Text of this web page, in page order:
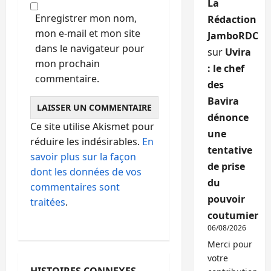
Enregistrer mon nom,
mon e-mail et mon site
dans le navigateur pour
mon prochain
commentaire.
Ce site utilise Akismet pour
réduire les indésirables. En
savoir plus sur la façon
dont les données de vos
commentaires sont
traitées.
La
Rédaction
JamboRDC
sur Uvira
: le chef
des
Bavira
dénonce
une
tentative
de prise
du
pouvoir
coutumier
06/08/2026
Merci pour
votre